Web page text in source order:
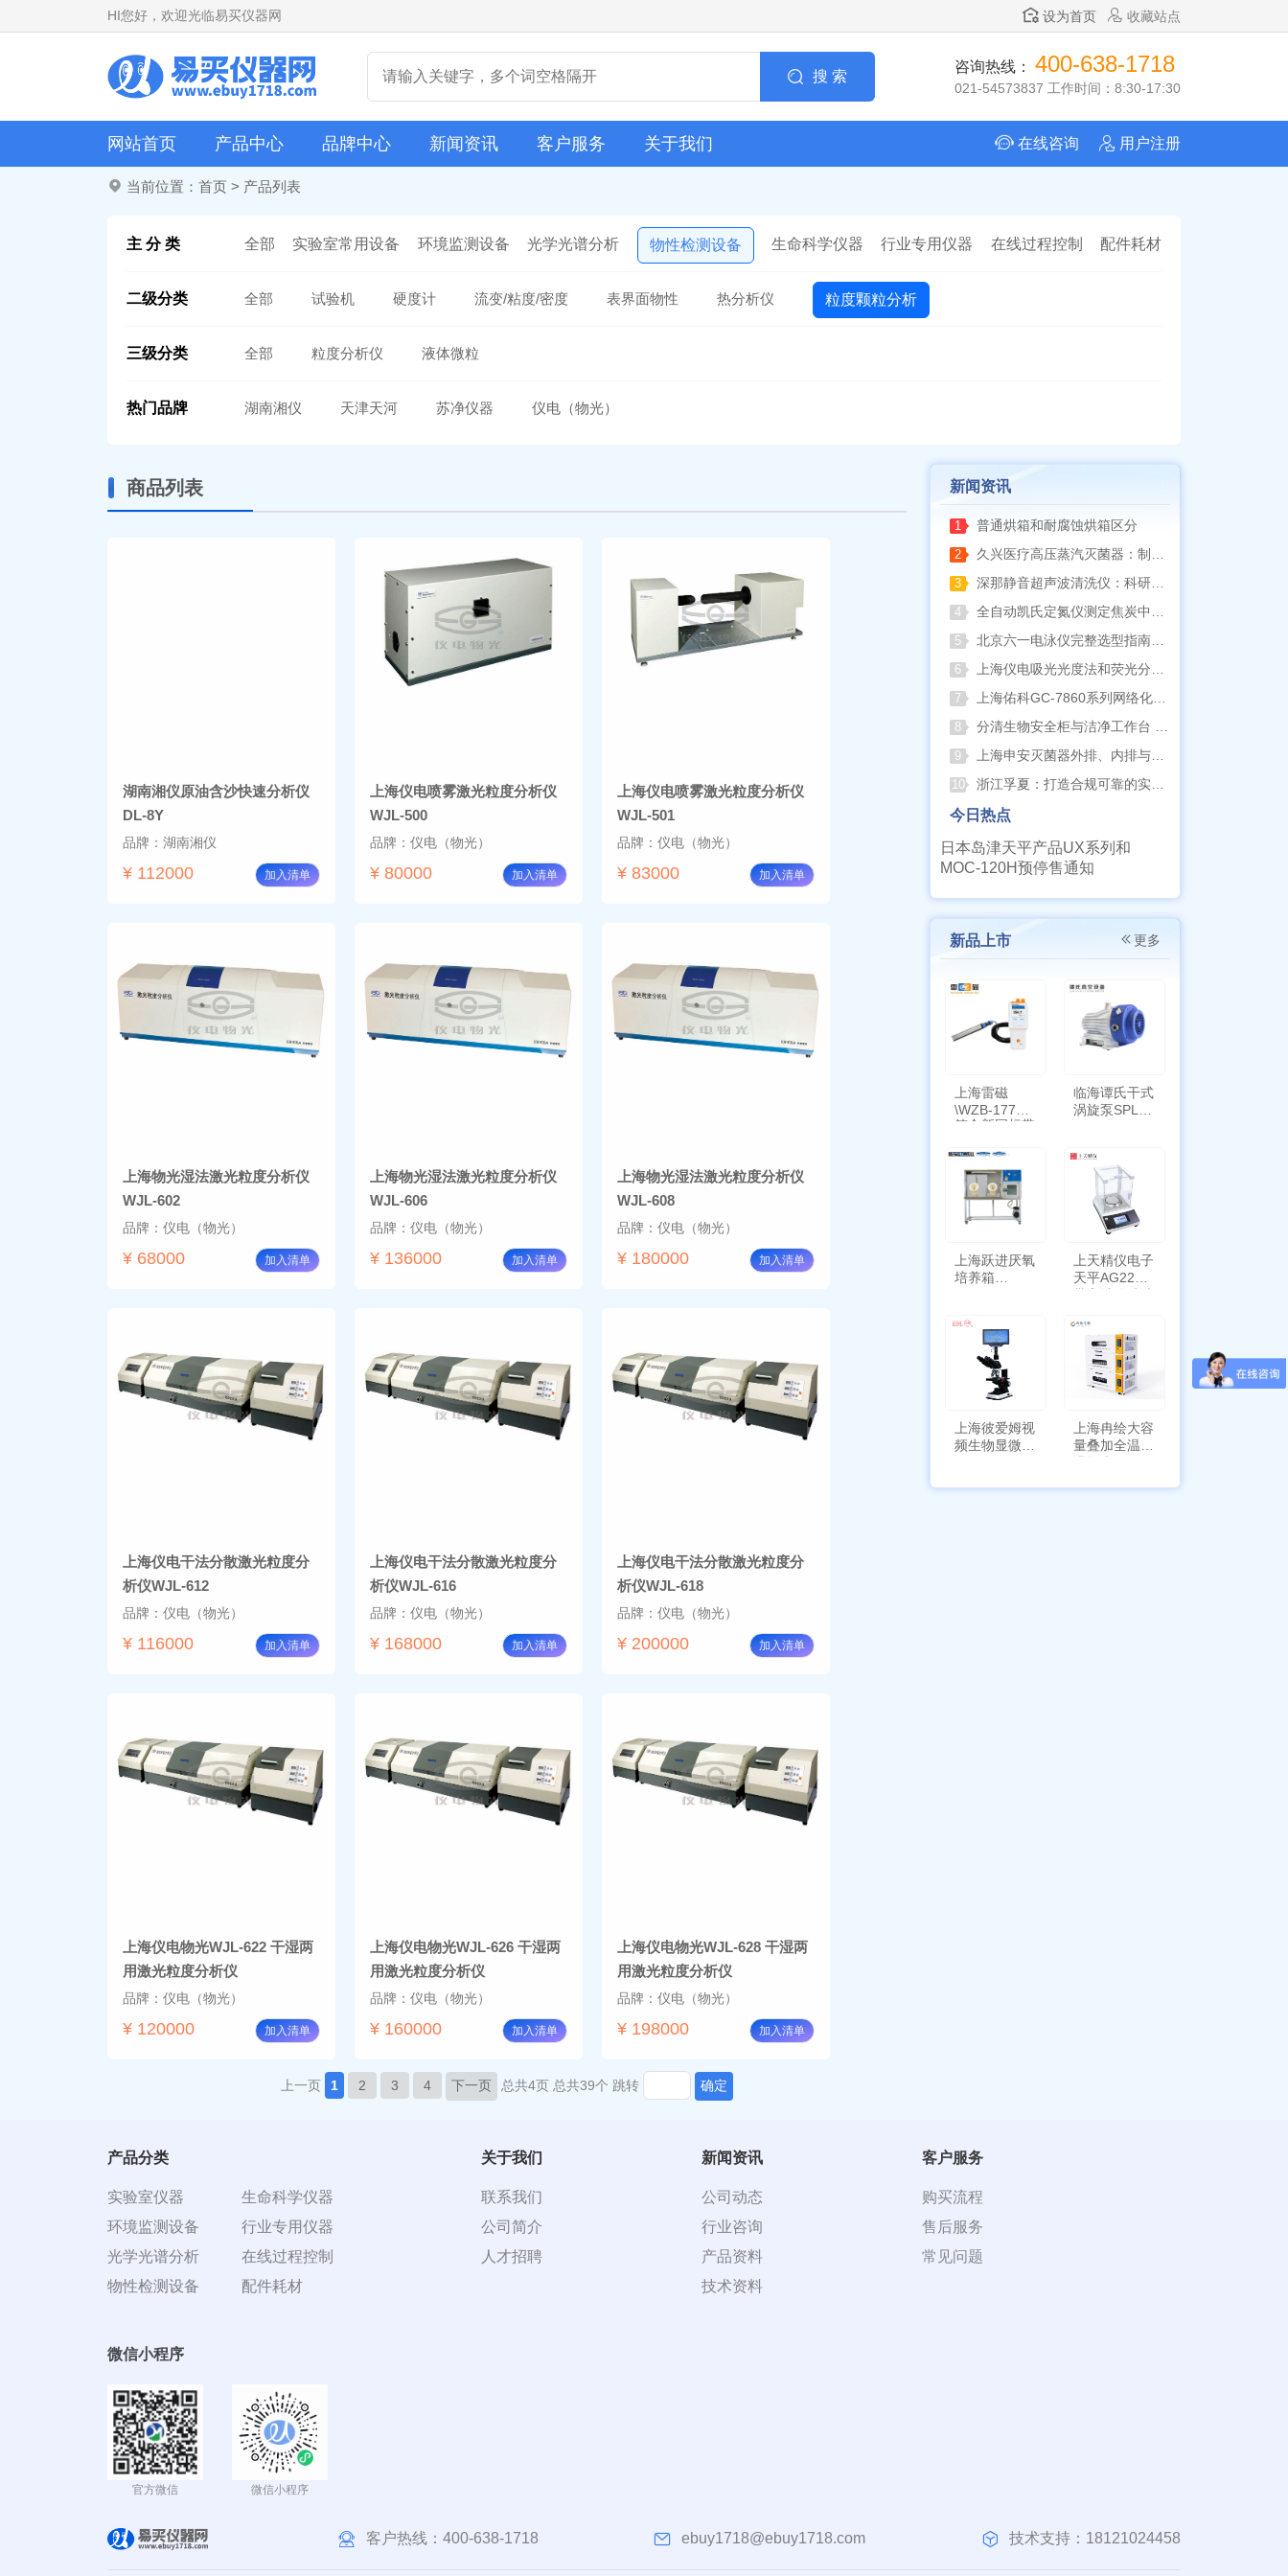
HI您好，欢迎光临易买仪器网 设为首页 收藏站点
搜 索
咨询热线： 400-638-1718
021-54573837 工作时间：8:30-17:30
网站首页 产品中心 品牌中心 新闻资讯 客户服务 关于我们 在线咨询 用户注册
当前位置： 首页 > 产品列表
主 分 类 全部 实验室常用设备 环境监测设备 光学光谱分析 物性检测设备 生命科学仪器 行业专用仪器 在线过程控制 配件耗材
二级分类 全部 试验机 硬度计 流变/粘度/密度 表界面物性 热分析仪 粒度颗粒分析
三级分类 全部 粒度分析仪 液体微粒
热门品牌 湖南湘仪 天津天河 苏净仪器 仪电（物光）
商品列表
湖南湘仪原油含沙快速分析仪
DL-8Y
品牌：湖南湘仪
¥ 112000 加入清单
上海仪电喷雾激光粒度分析仪
WJL-500
品牌：仪电（物光）
¥ 80000 加入清单
上海仪电喷雾激光粒度分析仪
WJL-501
品牌：仪电（物光）
¥ 83000 加入清单
上海物光湿法激光粒度分析仪
WJL-602
品牌：仪电（物光）
¥ 68000 加入清单
上海物光湿法激光粒度分析仪
WJL-606
品牌：仪电（物光）
¥ 136000 加入清单
上海物光湿法激光粒度分析仪
WJL-608
品牌：仪电（物光）
¥ 180000 加入清单
上海仪电干法分散激光粒度分
析仪WJL-612
品牌：仪电（物光）
¥ 116000 加入清单
上海仪电干法分散激光粒度分
析仪WJL-616
品牌：仪电（物光）
¥ 168000 加入清单
上海仪电干法分散激光粒度分
析仪WJL-618
品牌：仪电（物光）
¥ 200000 加入清单
上海仪电物光WJL-622 干湿两
用激光粒度分析仪
品牌：仪电（物光）
¥ 120000 加入清单
上海仪电物光WJL-626 干湿两
用激光粒度分析仪
品牌：仪电（物光）
¥ 160000 加入清单
上海仪电物光WJL-628 干湿两
用激光粒度分析仪
品牌：仪电（物光）
¥ 198000 加入清单
上一页 1 2 3 4 下一页 总共4页 总共39个 跳转 确定
新闻资讯
1 普通烘箱和耐腐蚀烘箱区分
2 久兴医疗高压蒸汽灭菌器：制药科研灭菌的可靠之选
3 深那静音超声波清洗仪：科研洁净新标准，安静高效更安心
4 全自动凯氏定氮仪测定焦炭中氮 上海纤检助力焦化行业精准检测
5 北京六一电泳仪完整选型指南（分电泳槽 + 电源两大模块，按实验场景直接匹配）
6 上海仪电吸光光度法和荧光分析法的异同
7 上海佑科GC-7860系列网络化气相色谱仪
8 分清生物安全柜与洁净工作台 苏州安泰科普两类设备差异
9 上海申安灭菌器外排、内排与干燥功能全解析
10 浙江孚夏：打造合规可靠的实验室洁净装备
今日热点
日本岛津天平产品UX系列和
MOC-120H预停售通知
新品上市 更多
上海雷磁
\WZB-177Y
符合新国标带
临海谭氏干式
涡旋泵SPL-
上海跃进厌氧
培养箱
上天精仪电子
天平AG2255
上海彼爱姆视
频生物显微镜
上海冉绘大容
量叠加全温恒
产品分类
实验室仪器
环境监测设备
光学光谱分析
物性检测设备
生命科学仪器
行业专用仪器
在线过程控制
配件耗材
关于我们
联系我们
公司简介
人才招聘
新闻资讯
公司动态
行业咨询
产品资料
技术资料
客户服务
购买流程
售后服务
常见问题
微信小程序
官方微信 微信小程序
客户热线： 400-638-1718 ebuy1718@ebuy1718.com 技术支持：18121024458